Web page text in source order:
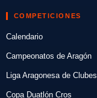
COMPETICIONES
Calendario
Campeonatos de Aragón
Liga Aragonesa de Clubes
Copa Duatlón Cros